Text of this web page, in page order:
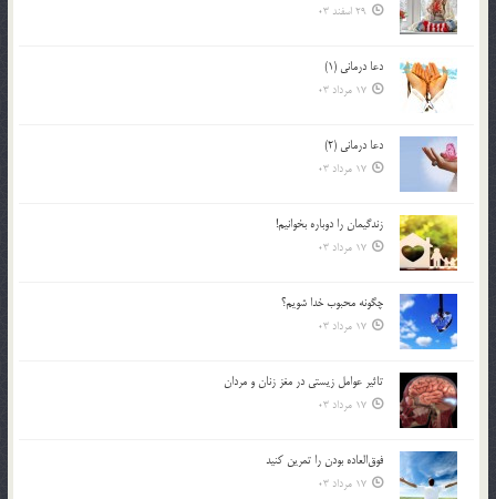
29 اسفند 03
دعا درمانی (1)
17 مرداد 03
دعا درمانی (2)
17 مرداد 03
زندگيمان را دوباره بخوانيم!
17 مرداد 03
چگونه محبوب خدا شويم؟
17 مرداد 03
تاثیر عوامل زيستي در مغز زنان و مردان
17 مرداد 03
فوق‌العاده بودن را تمرين كنيد
17 مرداد 03